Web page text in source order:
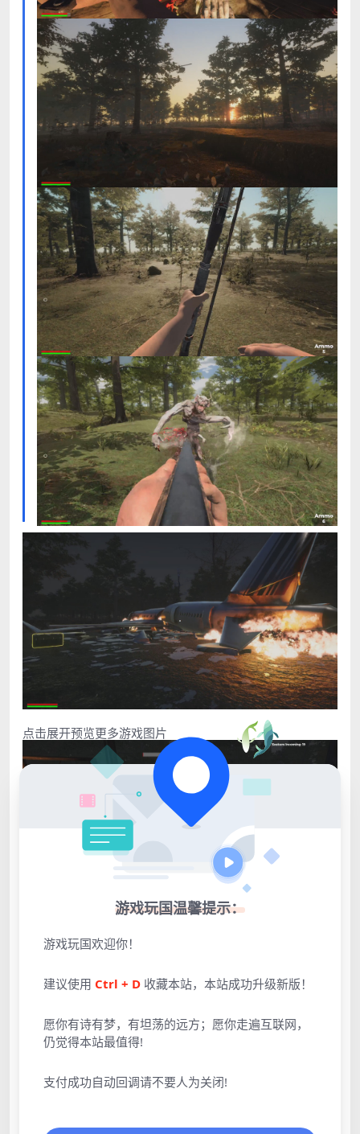
点击展开预览更多游戏图片
游戏玩国温馨提示：
游戏玩国欢迎你！
建议使用 Ctrl + D 收藏本站，本站成功升级新版！
愿你有诗有梦，有坦荡的远方；愿你走遍互联网，
仍觉得本站最值得!
支付成功自动回调请不要人为关闭!